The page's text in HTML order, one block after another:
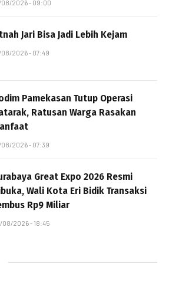
08/2026 - 09:00
Jari Bisa Jadi Lebih Kejam
08/2026 - 07:49
Pamekasan Tutup Operasi
Ratusan Warga Rasakan
08/2026 - 07:39
Great Expo 2026 Resmi
Wali Kota Eri Bidik Transaksi
Rp9 Miliar
08/2026 - 18:45